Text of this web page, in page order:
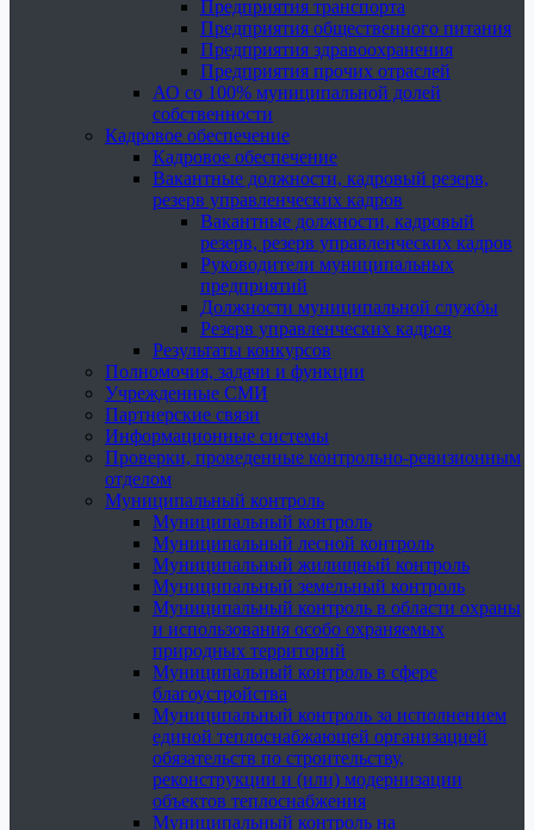
Предприятия транспорта
Предприятия общественного питания
Предприятия здравоохранения
Предприятия прочих отраслей
АО со 100% муниципальной долей
собственности
Кадровое обеспечение
Кадровое обеспечение
Вакантные должности, кадровый резерв,
резерв управленческих кадров
Вакантные должности, кадровый
резерв, резерв управленческих кадров
Руководители муниципальных
предприятий
Должности муниципальной службы
Резерв управленческих кадров
Результаты конкурсов
Полномочия, задачи и функции
Учрежденные СМИ
Партнерские связи
Информационные системы
Проверки, проведенные контрольно-ревизионным
отделом
Муниципальный контроль
Муниципальный контроль
Муниципальный лесной контроль
Муниципальный жилищный контроль
Муниципальный земельный контроль
Муниципальный контроль в области охраны
и использования особо охраняемых
природных территорий
Муниципальный контроль в сфере
благоустройства
Муниципальный контроль за исполнением
единой теплоснабжающей организацией
обязательств по строительству,
реконструкции и (или) модернизации
объектов теплоснабжения
Муниципальный контроль на